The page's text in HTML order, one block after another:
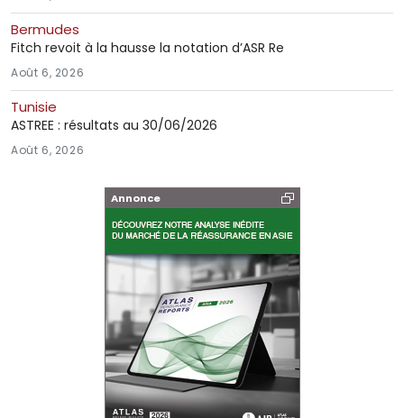
Bermudes
Fitch revoit à la hausse la notation d’ASR Re
Août 6, 2026
Tunisie
ASTREE : résultats au 30/06/2026
Août 6, 2026
Annonce